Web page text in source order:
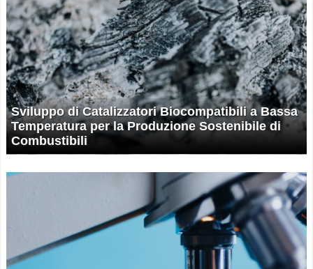
Sviluppo di Catalizzatori Biocompatibili a Bassa
Temperatura per la Produzione Sostenibile di
Combustibili